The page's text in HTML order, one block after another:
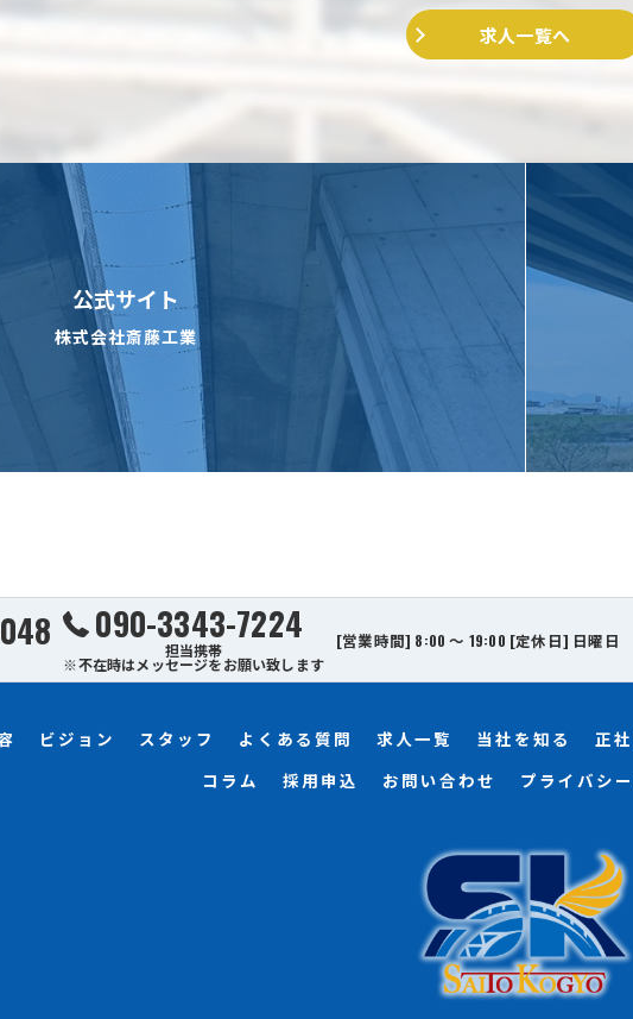
求人一覧へ
公式サイト
株式会社斎藤工業
090-3343-7224
担当携帯
※不在時はメッセージをお願い致します
[営業時間] 8:00 ～ 19:00 [定休日] 日曜日
ビジョン スタッフ よくある質問 求人一覧 当社を知る 正
コラム
採用申込 お問い合わせ プライバシ